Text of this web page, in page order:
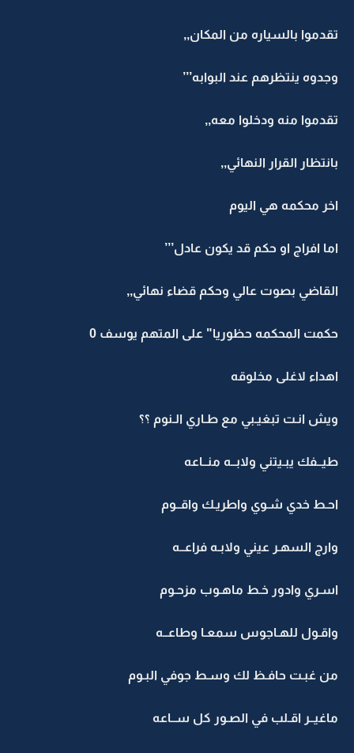
تقدموا بالسياره من المكان,,
وجدوه ينتظرهم عند البوابه’’’
تقدموا منه ودخلوا معه,,
بانتظار القرار النهائي,,
اخر محكمه هي اليوم
اما افراج او حكم قد يكون عادل’’’
القاضي بصوت عالي وحكم قضاء نهائي,,
حكمت المحكمه حظوريا" على المتهم يوسف 0
اهداء لاغلى مخلوقه
ويش انـت تبغيـبي مع طـاري الـنوم ؟؟
طيــفك يبـيتني ولابــه منــاعه
احـط خدي شـوي واطريـك واقــوم
وارج السهـر عيني ولابـه فراعــه
اسـري وادور خـط ماهـوب مزحـوم
واقـول للهـاجوس سمعـا وطاعــه
من غبـت حافـظ لك وسـط جوفي البـوم
ماغيــر اقـلب في الصـور كل ســاعه